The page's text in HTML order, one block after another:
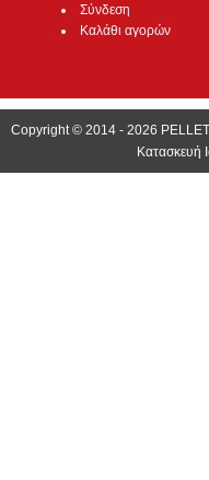
Σύνδεση
Καλάθι αγορών
Copyright © 2014 - 2026
Κατασκευή